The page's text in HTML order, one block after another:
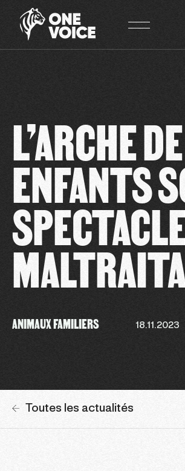
L’ARCHE
ENFANTS
ANIMAUX FAMILIERS 18.11.2023
Toutes les actualités